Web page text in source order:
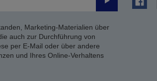
Senden
Marketing-Materialien über
auch zur Durchführung von
per E-Mail oder über andere
und Ihres Online-Verhaltens